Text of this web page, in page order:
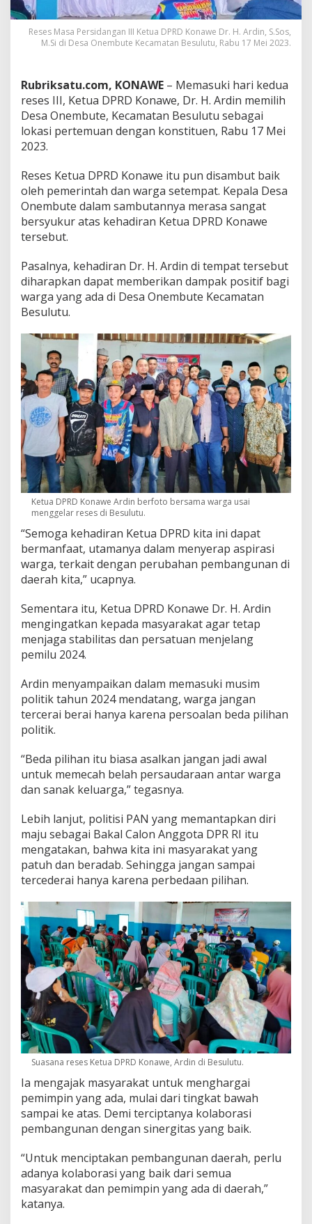
s
p
i
s
i
W
a
r
B
e
s
u
l
Reses Masa Persidangan III Ketua DPRD Konawe Dr. H. Ardin, S.Sos,
M.Si di Desa Onembute Kecamatan Besulutu, Rabu 17 Mei 2023.
Rubriksatu.com, KONAWE – Memasuki hari kedua
reses III, Ketua DPRD Konawe, Dr. H. Ardin memilih
Desa Onembute, Kecamatan Besulutu sebagai
lokasi pertemuan dengan konstituen, Rabu 17 Mei
2023.
Reses Ketua DPRD Konawe itu pun disambut baik
oleh pemerintah dan warga setempat. Kepala Desa
Onembute dalam sambutannya merasa sangat
bersyukur atas kehadiran Ketua DPRD Konawe
tersebut.
Pasalnya, kehadiran Dr. H. Ardin di tempat tersebut
diharapkan dapat memberikan dampak positif bagi
warga yang ada di Desa Onembute Kecamatan
Besulutu.
Ketua DPRD Konawe Ardin berfoto bersama warga usai
menggelar reses di Besulutu.
“Semoga kehadiran Ketua DPRD kita ini dapat
bermanfaat, utamanya dalam menyerap aspirasi
warga, terkait dengan perubahan pembangunan di
daerah kita,” ucapnya.
Sementara itu, Ketua DPRD Konawe Dr. H. Ardin
mengingatkan kepada masyarakat agar tetap
menjaga stabilitas dan persatuan menjelang
pemilu 2024.
Ardin menyampaikan dalam memasuki musim
politik tahun 2024 mendatang, warga jangan
tercerai berai hanya karena persoalan beda pilihan
politik.
“Beda pilihan itu biasa asalkan jangan jadi awal
untuk memecah belah persaudaraan antar warga
dan sanak keluarga,” tegasnya.
Lebih lanjut, politisi PAN yang memantapkan diri
maju sebagai Bakal Calon Anggota DPR RI itu
mengatakan, bahwa kita ini masyarakat yang
patuh dan beradab. Sehingga jangan sampai
tercederai hanya karena perbedaan pilihan.
Suasana reses Ketua DPRD Konawe, Ardin di Besulutu.
Ia mengajak masyarakat untuk menghargai
pemimpin yang ada, mulai dari tingkat bawah
sampai ke atas. Demi terciptanya kolaborasi
pembangunan dengan sinergitas yang baik.
“Untuk menciptakan pembangunan daerah, perlu
adanya kolaborasi yang baik dari semua
masyarakat dan pemimpin yang ada di daerah,”
katanya.